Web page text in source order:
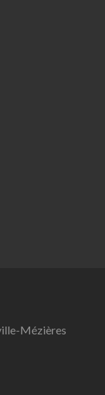
Mézières